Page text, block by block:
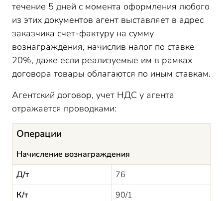
течение 5 дней с момента оформления любого
из этих документов агент выставляет в адрес
заказчика счет-фактуру на сумму
вознаграждения, начислив налог по ставке
20%, даже если реализуемые им в рамках
договора товары облагаются по иным ставкам.
Агентский договор, учет НДС у агента
отражается проводками:
Операции
Начисление вознаграждения
Д/т
76
К/т
90/1